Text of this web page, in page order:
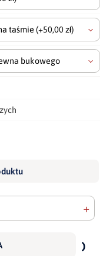
taśmie (+50,00 zł)
bukowego
+
do